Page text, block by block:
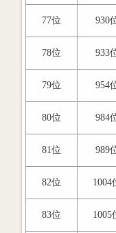
77位 930
78位 933
79位 954
80位 984
81位 989
82位 1004
83位 1005